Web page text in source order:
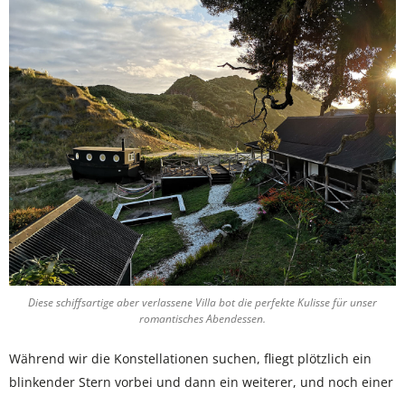
Diese schiffsartige aber verlassene Villa bot die perfekte Kulisse für unser
romantisches Abendessen.
Während wir die Konstellationen suchen, fliegt plötzlich ein
blinkender Stern vorbei und dann ein weiterer, und noch einer